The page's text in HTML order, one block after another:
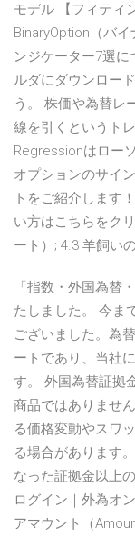
モデル 【フィティ
BinaryOption（バ
ンジケーター7選
ルダにダウンロー
う。 株価や為替レ
線を引くというト
Regressionはロー
オプションのサイ
トをご紹介します
い方はこちらをク
ート）; 4.3 羊飼い
「指数・外国為替
たしました。 今ま
ございました。為
ートであり、当社
す。 外国為替証拠
商品ではありませ
る価格変動やスワ
る場合があります
なった証拠金以上
ログイン｜外為オ
アマウント（